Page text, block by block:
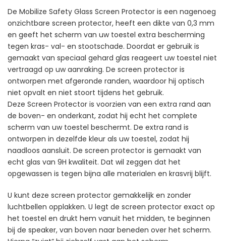
De Mobilize Safety Glass Screen Protector is een nagenoeg
onzichtbare screen protector, heeft een dikte van 0,3 mm
en geeft het scherm van uw toestel extra bescherming
tegen kras- val- en stootschade. Doordat er gebruik is
gemaakt van speciaal gehard glas reageert uw toestel niet
vertraagd op uw aanraking. De screen protector is
ontworpen met afgeronde randen, waardoor hij optisch
niet opvalt en niet stoort tijdens het gebruik.
Deze Screen Protector is voorzien van een extra rand aan
de boven- en onderkant, zodat hij echt het complete
scherm van uw toestel beschermt. De extra rand is
ontworpen in dezelfde kleur als uw toestel, zodat hij
naadloos aansluit. De screen protector is gemaakt van
echt glas van 9H kwaliteit. Dat wil zeggen dat het
opgewassen is tegen bijna alle materialen en krasvrij blijft.
U kunt deze screen protector gemakkelijk en zonder
luchtbellen opplakken. U legt de screen protector exact op
het toestel en drukt hem vanuit het midden, te beginnen
bij de speaker, van boven naar beneden over het scherm.